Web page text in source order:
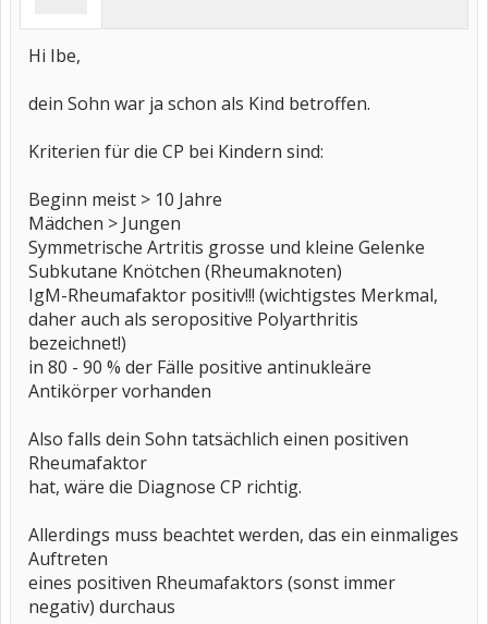
Hi Ibe,
dein Sohn war ja schon als Kind betroffen.
Kriterien für die CP bei Kindern sind:
Beginn meist > 10 Jahre
Mädchen > Jungen
Symmetrische Artritis grosse und kleine Gelenke
Subkutane Knötchen (Rheumaknoten)
IgM-Rheumafaktor positiv!!! (wichtigstes Merkmal,
daher auch als seropositive Polyarthritis
bezeichnet!)
in 80 - 90 % der Fälle positive antinukleäre
Antikörper vorhanden
Also falls dein Sohn tatsächlich einen positiven
Rheumafaktor
hat, wäre die Diagnose CP richtig.
Allerdings muss beachtet werden, das ein einmaliges
Auftreten
eines positiven Rheumafaktors (sonst immer
negativ) durchaus